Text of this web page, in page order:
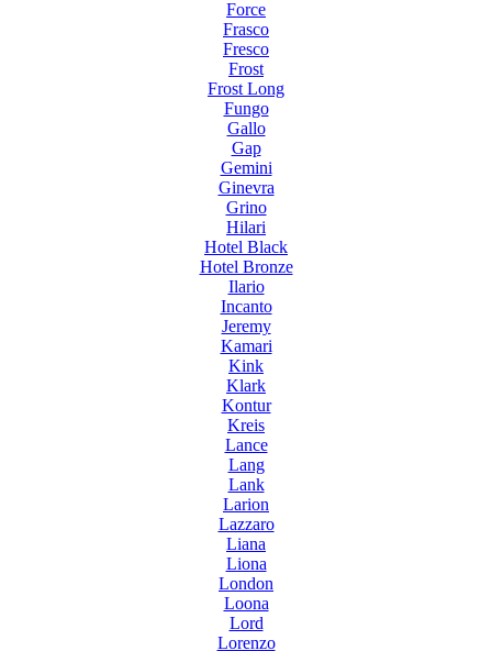
Force
Frasco
Fresco
Frost
Frost Long
Fungo
Gallo
Gap
Gemini
Ginevra
Grino
Hilari
Hotel Black
Hotel Bronze
Ilario
Incanto
Jeremy
Kamari
Kink
Klark
Kontur
Kreis
Lance
Lang
Lank
Larion
Lazzaro
Liana
Liona
London
Loona
Lord
Lorenzo